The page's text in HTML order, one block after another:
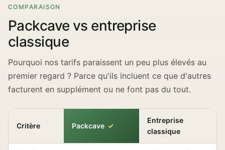
COMPARAISON
Packcave vs entreprise
classique
Pourquoi nos tarifs paraissent un peu plus élevés au
premier regard ? Parce qu'ils incluent ce que d'autres
facturent en supplément ou ne font pas du tout.
Critère Packcave
Entreprise
classique